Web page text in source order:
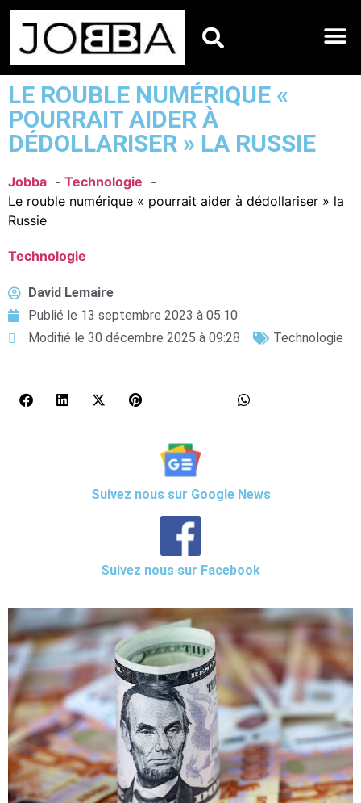
LE ROUBLE NUMÉRIQUE «
POURRAIT AIDER À
DÉDOLLARISER » LA RUSSIE
Jobba
Technologie
Le rouble numérique « pourrait aider à dédollariser » la
Russie
Technologie
David Lemaire
Publié le 13 septembre 2023 à 05:10
Modifié le 30 décembre 2025 à 09:28
Technologie
Suivez nous sur Google News
Suivez nous sur Facebook